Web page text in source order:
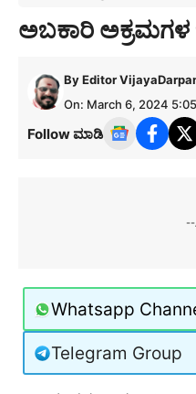
ಅಬಕಾರಿ ಅಕ್ರಮಗಳ
ByEditor
On: March 6, 2024
Follow ಮಾಡಿ
Whatsapp
Telegram Group